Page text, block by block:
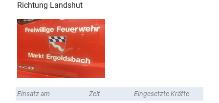
Richtung Landshut
Einsatz am Zeit Eingesetzte Kräfte